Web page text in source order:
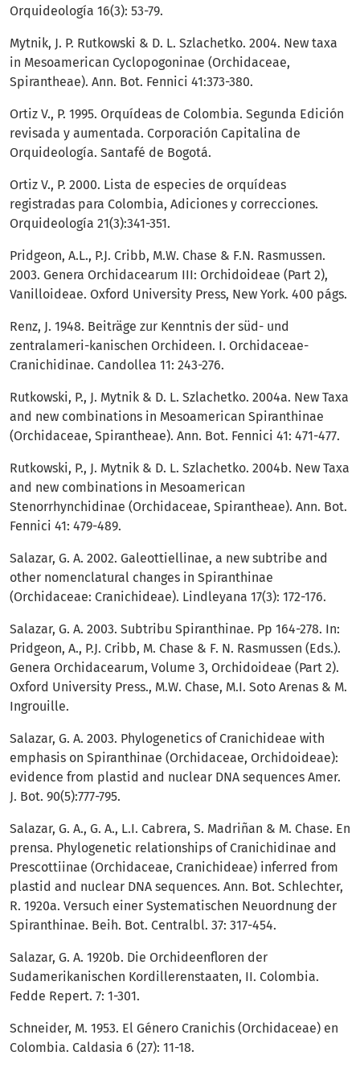
Orquideología 16(3): 53-79.
Mytnik, J. P. Rutkowski & D. L. Szlachetko. 2004. New taxa
in Mesoamerican Cyclopogoninae (Orchidaceae,
Spirantheae). Ann. Bot. Fennici 41:373-380.
Ortiz V., P. 1995. Orquídeas de Colombia. Segunda Edición
revisada y aumentada. Corporación Capitalina de
Orquideología. Santafé de Bogotá.
Ortiz V., P. 2000. Lista de especies de orquídeas
registradas para Colombia, Adiciones y correcciones.
Orquideología 21(3):341-351.
Pridgeon, A.L., P.J. Cribb, M.W. Chase & F.N. Rasmussen.
2003. Genera Orchidacearum III: Orchidoideae (Part 2),
Vanilloideae. Oxford University Press, New York. 400 págs.
Renz, J. 1948. Beiträge zur Kenntnis der süd- und
zentralameri-kanischen Orchideen. I. Orchidaceae-
Cranichidinae. Candollea 11: 243-276.
Rutkowski, P., J. Mytnik & D. L. Szlachetko. 2004a. New Taxa
and new combinations in Mesoamerican Spiranthinae
(Orchidaceae, Spirantheae). Ann. Bot. Fennici 41: 471-477.
Rutkowski, P., J. Mytnik & D. L. Szlachetko. 2004b. New Taxa
and new combinations in Mesoamerican
Stenorrhynchidinae (Orchidaceae, Spirantheae). Ann. Bot.
Fennici 41: 479-489.
Salazar, G. A. 2002. Galeottiellinae, a new subtribe and
other nomenclatural changes in Spiranthinae
(Orchidaceae: Cranichideae). Lindleyana 17(3): 172-176.
Salazar, G. A. 2003. Subtribu Spiranthinae. Pp 164-278. In:
Pridgeon, A., P.J. Cribb, M. Chase & F. N. Rasmussen (Eds.).
Genera Orchidacearum, Volume 3, Orchidoideae (Part 2).
Oxford University Press., M.W. Chase, M.I. Soto Arenas & M.
Ingrouille.
Salazar, G. A. 2003. Phylogenetics of Cranichideae with
emphasis on Spiranthinae (Orchidaceae, Orchidoideae):
evidence from plastid and nuclear DNA sequences Amer.
J. Bot. 90(5):777-795.
Salazar, G. A., G. A., L.I. Cabrera, S. Madriñan & M. Chase. En
prensa. Phylogenetic relationships of Cranichidinae and
Prescottiinae (Orchidaceae, Cranichideae) inferred from
plastid and nuclear DNA sequences. Ann. Bot. Schlechter,
R. 1920a. Versuch einer Systematischen Neuordnung der
Spiranthinae. Beih. Bot. Centralbl. 37: 317-454.
Salazar, G. A. 1920b. Die Orchideenfloren der
Sudamerikanischen Kordillerenstaaten, II. Colombia.
Fedde Repert. 7: 1-301.
Schneider, M. 1953. El Género Cranichis (Orchidaceae) en
Colombia. Caldasia 6 (27): 11-18.